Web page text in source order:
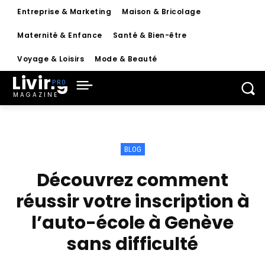
Entreprise & Marketing Maison & Bricolage
Maternité & Enfance Santé & Bien-être
Voyage & Loisirs Mode & Beauté
Living
MAGAZINE
BLOG
Découvrez comment
réussir votre inscription à
l’auto-école à Genève
sans difficulté